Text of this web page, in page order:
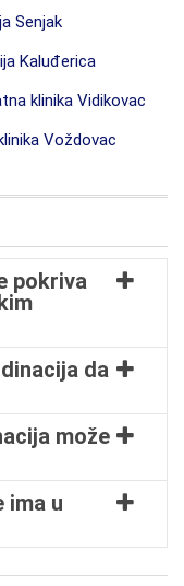
Senjak
Kaluđerica
klinika Vidikovac
Voždovac
pokriva
da
može
ima u